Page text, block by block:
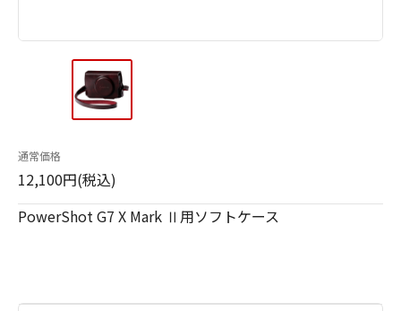
通常価格
12,100円(税込)
PowerShot G7 X Mark Ⅱ用ソフトケース